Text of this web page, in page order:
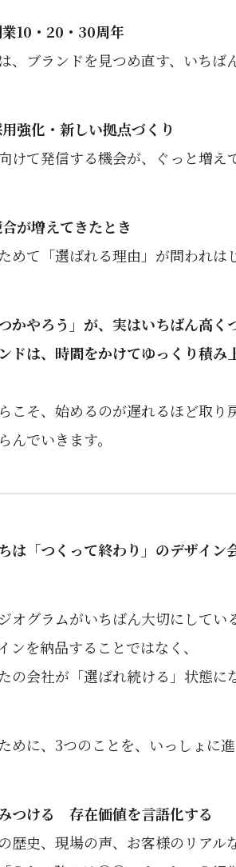
10・20・30周年
、ブランドを見つめ直す、いちば
強化・新しい拠点づくり
けて発信する機会が、ぐっと増え
が増えてきたとき
めて「選ばれる理由」が問われは
つかやろう」が、実はいちばん高く
ドは、時間をかけてゆっくり積み
こそ、始めるのが遅れるほど取り
んでいきます。
は「つくって終わり」のデザイン
オグラムがいちばん大切にしてい
ンを納品することではなく、
の会社が「選ばれ続ける」状態に
めに、3つのことを、いっしょに進
つける 存在価値を言語化する
歴史、現場の声、お客様のリア